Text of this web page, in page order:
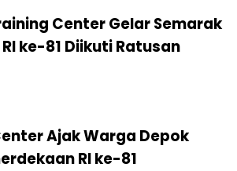
Center Gelar Semarak
ke-81 Diikuti Ratusan
Ajak Warga Depok
RI ke-81